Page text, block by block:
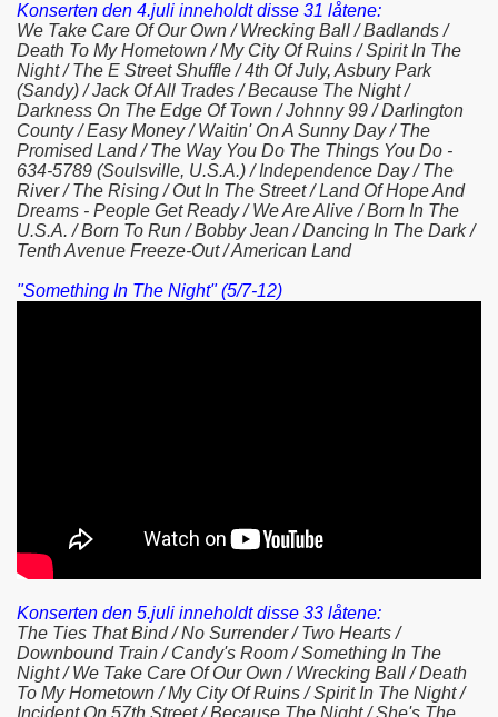
Konserten den 4.juli inneholdt disse 31 låtene:
We Take Care Of Our Own / Wrecking Ball / Badlands /
Death To My Hometown / My City Of Ruins / Spirit In The
Night / The E Street Shuffle / 4th Of July, Asbury Park
(Sandy) / Jack Of All Trades / Because The Night /
Darkness On The Edge Of Town / Johnny 99 / Darlington
County / Easy Money / Waitin' On A Sunny Day / The
Promised Land / The Way You Do The Things You Do -
634-5789 (Soulsville, U.S.A.) / Independence Day / The
River / The Rising / Out In The Street / Land Of Hope And
Dreams - People Get Ready / We Are Alive / Born In The
U.S.A. / Born To Run / Bobby Jean / Dancing In The Dark /
Tenth Avenue Freeze-Out / American Land
"Something In The Night" (5/7-12)
Konserten den 5.juli inneholdt disse 33 låtene:
The Ties That Bind / No Surrender / Two Hearts /
Downbound Train / Candy's Room / Something In The
Night / We Take Care Of Our Own / Wrecking Ball / Death
To My Hometown / My City Of Ruins / Spirit In The Night /
Incident On 57th Street / Because The Night / She's The